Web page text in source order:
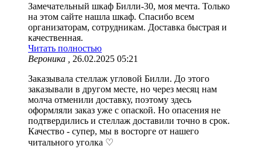
Замечательный шкаф Билли-30, моя мечта. Только
на этом сайте нашла шкаф. Спасибо всем
организаторам, сотрудникам. Доставка быстрая и
качественная.
Читать полностью
Вероника ,
26.02.2025 05:21
Заказывала стеллаж угловой Билли. До этого
заказывали в другом месте, но через месяц нам
молча отменили доставку, поэтому здесь
оформляли заказ уже с опаской. Но опасения не
подтвердились и стеллаж доставили точно в срок.
Качество - супер, мы в восторге от нашего
читального уголка ♡